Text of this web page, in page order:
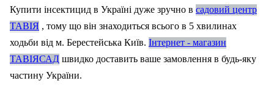
Купити інсектицид в Україні дуже зручно в садовий центр
ТАВІЯ , тому що він знаходиться всього в 5 хвилинах
ходьби від м. Берестейська Київ. Інтернет - магазин
ТАВІЯСАД швидко доставить ваше замовлення в будь-яку
частину України.